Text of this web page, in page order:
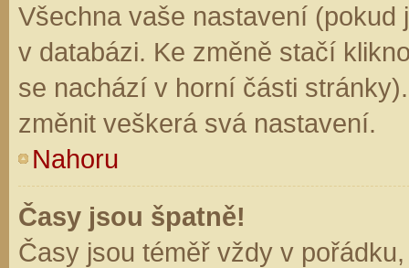
Všechna vaše nastavení (pokud
v databázi. Ke změně stačí
se nachází v horní části
změnit veškerá svá nastavení.
Nahoru
Časy jsou špatně!
Časy jsou téměř vždy v